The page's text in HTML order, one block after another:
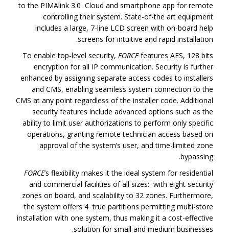
to the PIMAlink 3.0 Cloud and smartphone app for remote
controlling their system. State-of-the art equipment
includes a large, 7-line LCD screen with on-board help
screens for intuitive and rapid installation.
To enable top-level security, FORCEfeatures AES, 128 bits
encryption for all IP communication. Security is further
enhanced by assigning separate access codes to installers
and CMS, enabling seamless system connection to the
CMS at any point regardless of the installer code. Additional
security features include advanced options such as the
ability to limit user authorizations to perform only specific
operations, granting remote technician access based on
approval of the system’s user, and time-limited zone
bypassing.
FORCE’s flexibility makes it the ideal system for residential
and commercial facilities of all sizes: with eight security
zones on board, and scalability to 32 zones. Furthermore,
the system offers 4 true partitions permitting multi-store
installation with one system, thus making it a cost-effective
solution for small and medium businesses.